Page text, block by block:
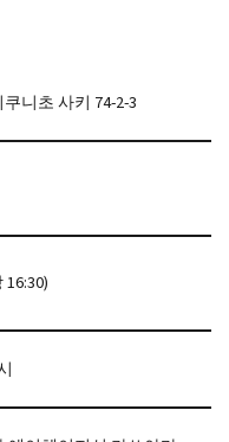
니초 사키 74-2-3
16:30)